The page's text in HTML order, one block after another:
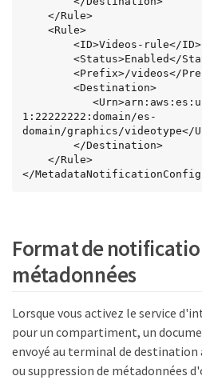
1:22222222:domain/es-
domain/graphics/videotype</
</
Format de
métadonnées
Lorsque vous activez le service
pour un compartiment, un
envoyé au terminal de destination
ou suppression de métadonnées